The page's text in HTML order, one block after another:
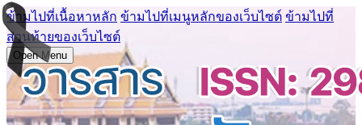
ข้ามไปที่เนื้อหาหลัก ข้ามไปที่เมนูหลักของเว็บไซต์ ข้ามไปที่
ส่วนท้ายของเว็บไซต์
Open Menu